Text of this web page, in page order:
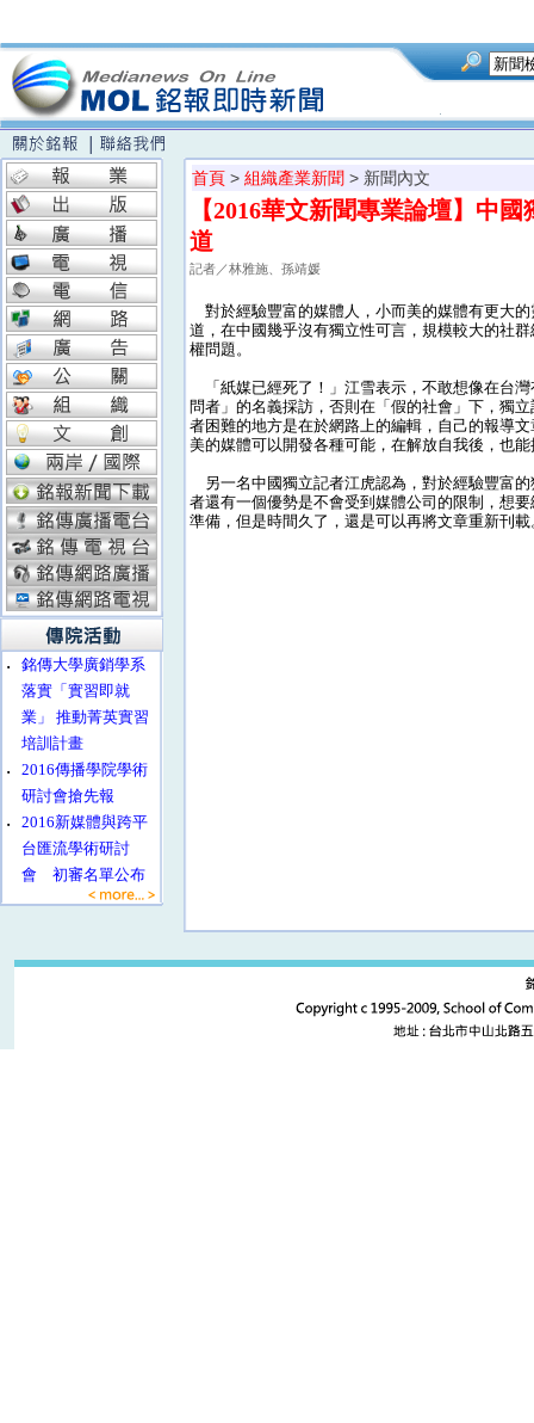
‧
銘傳大學廣銷學系
落實「實習即就
業」 推動菁英實習
培訓計畫
‧
2016傳播學院學術
研討會搶先報
‧
2016新媒體與跨平
台匯流學術研討
會 初審名單公布
首頁 > 組織產業新聞 > 新聞內文
【2016華文新聞專業論壇】中
道
記者／林雅施、孫靖媛
對於經驗豐富的媒體人，小而美的媒體有更大
道，在中國幾乎沒有獨立性可言，規模較大的社
權問題。
「紙媒已經死了！」江雪表示，不敢想像在台
問者」的名義採訪，否則在「假的社會」下，獨
者困難的地方是在於網路上的編輯，自己的報導
美的媒體可以開發各種可能，在解放自我後，也
另一名中國獨立記者江虎認為，對於經驗豐富
者還有一個優勢是不會受到媒體公司的限制，想
準備，但是時間久了，還是可以再將文章重新刊載